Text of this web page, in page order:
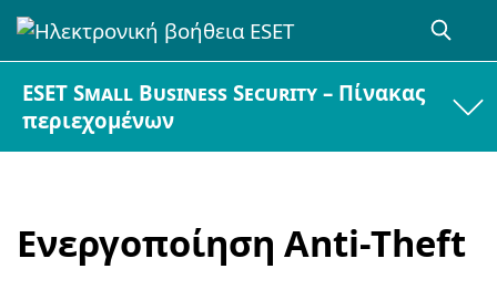
ESET Small Business Security – Πίνακας
περιεχομένων
Ενεργοποίηση Anti-Theft